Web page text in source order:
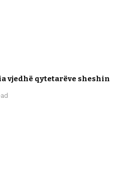
vjedhë qytetarëve sheshin